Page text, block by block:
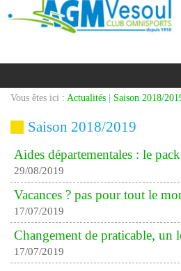
Vous êtes ici : Actualités Saison 2018/
Saison 2018/2019
Aides départementales : le
29/08/2019
Vacances ? pas pour tout le
17/07/2019
Changement de praticable, un
17/07/2019